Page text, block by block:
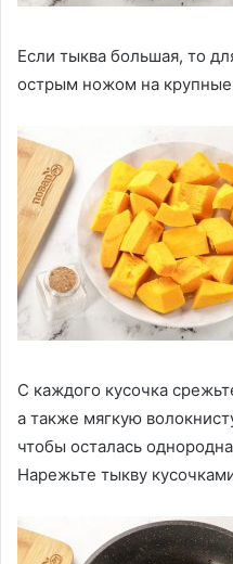
Если тыква большая, то
острым ножом на крупные
С каждого кусочка
а также мягкую
чтобы осталась
Нарежьте тыкву